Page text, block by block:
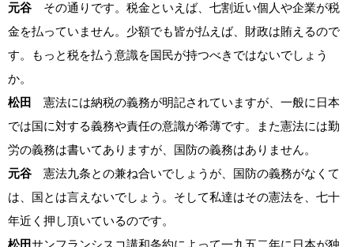
元谷 その通りです。税金といえば、七割近い個人や企業が税
金を払っていません。少額でも皆が払えば、財政は賄えるので
す。もっと税を払う意識を国民が持つべきではないでしょう
か。
松田 憲法には納税の義務が明記されていますが、一般に日本
では国に対する義務や責任の意識が希薄です。また憲法には勤
労の義務は書いてありますが、国防の義務はありません。
元谷 憲法九条との兼ね合いでしょうが、国防の義務がなくて
は、国とは言えないでしょう。そして私達はその憲法を、七十
年近く押し頂いているのです。